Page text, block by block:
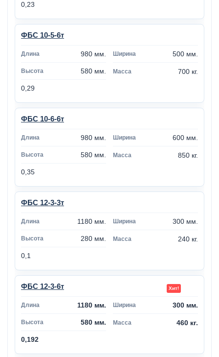
0,23
ФБС 10-5-6т
980 мм. 500 мм.
580 мм. 700 кг.
0,29
ФБС 10-6-6т
980 мм. 600 мм.
580 мм. 850 кг.
0,35
ФБС 12-3-3т
1180 мм. 300 мм.
280 мм. 240 кг.
0,1
ФБС 12-3-6т
1180 мм. 300 мм.
580 мм. 460 кг.
0,192